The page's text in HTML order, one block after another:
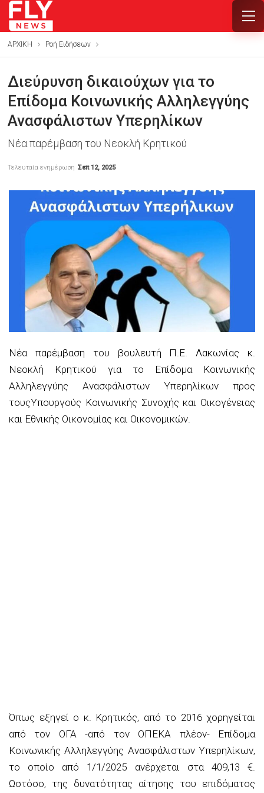
ΑΡΧΙΚΗ Ροή Ειδήσεων
Διεύρυνση δικαιούχων για το
Επίδομα Κοινωνικής Αλληλεγγύης
Ανασφάλιστων Υπερηλίκων
Νέα παρέμβαση του Νεοκλή Κρητικού
Τελευταία ενημέρωση Σεπ 12, 2025
Νέα παρέμβαση του βουλευτή Π.Ε. Λακωνίας κ.
Νεοκλή Κρητικού για το Επίδομα Κοινωνικής
Αλληλεγγύης Ανασφάλιστων Υπερηλίκων προς
τουςΥπουργούς Κοινωνικής Συνοχής και Οικογένειας
και Εθνικής Οικονομίας και Οικονομικών.
Όπως εξηγεί ο κ. Κρητικός, από το 2016 χορηγείται
από τον ΟΓΑ -από τον ΟΠΕΚΑ πλέον- Επίδομα
Κοινωνικής Αλληλεγγύης Ανασφάλιστων Υπερηλίκων,
το οποίο από 1/1/2025 ανέρχεται στα 409,13 €.
Ωστόσο, της δυνατότητας αίτησης του επιδόματος